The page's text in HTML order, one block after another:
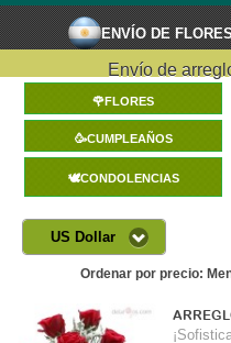
ENVÍO DE
Envío de
🌹FLORES
🥳CUMPLEAÑOS
🕊️CONDOLENCIAS
US Dollar
Ordenar por precio: